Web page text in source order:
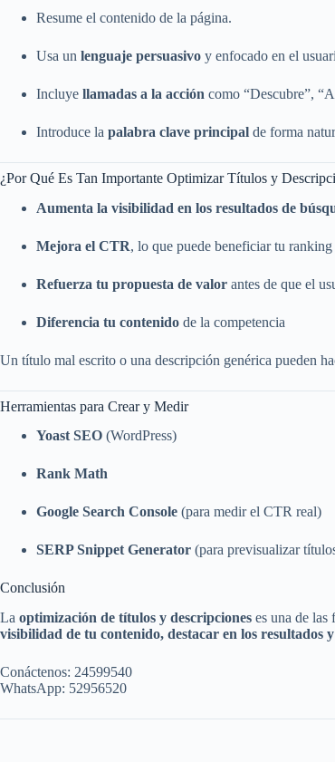
Resume el contenido de la página.
Usa un lenguaje persuasivo y enfocado en el
Incluye llamadas a la acción como “Descubre”,
Introduce la palabra clave principal de forma
¿Por Qué Es Tan Importante Optimizar Títulos y
Aumenta la visibilidad en los resultados de
Mejora el CTR, lo que puede beneficiar tu ranking
Refuerza tu propuesta de valor antes de que el
Diferencia tu contenido de la competencia
Un título mal escrito o una descripción genérica pueden
Herramientas para Crear y Medir
Yoast SEO (WordPress)
Rank Math
Google Search Console (para medir el CTR real)
SERP Snippet Generator (para previsualizar
Conclusión
La optimización de títulos y descripciones es una de
visibilidad de tu contenido, destacar en los resultados
Conáctenos: 24599540
WhatsApp: 52956520